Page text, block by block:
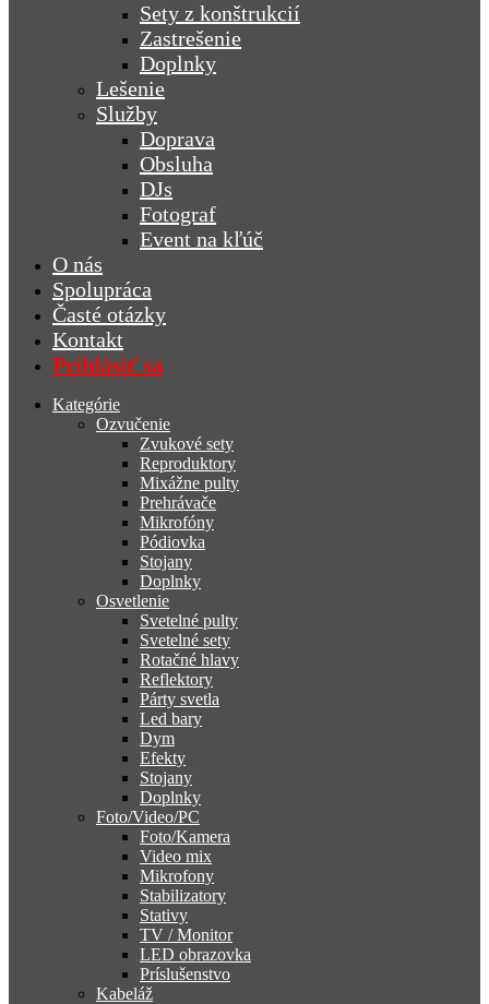
Sety z konštrukcií
Zastrešenie
Doplnky
Lešenie
Služby
Doprava
Obsluha
DJs
Fotograf
Event na kľúč
O nás
Spolupráca
Časté otázky
Kontakt
Prihlásiť sa
Kategórie
Ozvučenie
Zvukové sety
Reproduktory
Mixážne pulty
Prehrávače
Mikrofóny
Pódiovka
Stojany
Doplnky
Osvetlenie
Svetelné pulty
Svetelné sety
Rotačné hlavy
Reflektory
Párty svetla
Led bary
Dym
Efekty
Stojany
Doplnky
Foto/Video/PC
Foto/Kamera
Video mix
Mikrofony
Stabilizatory
Stativy
TV / Monitor
LED obrazovka
Príslušenstvo
Kabeláž